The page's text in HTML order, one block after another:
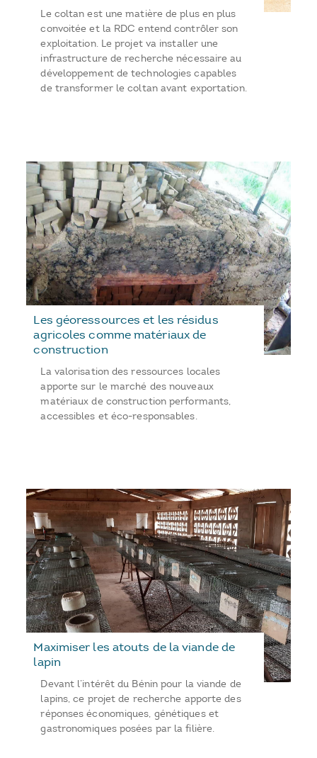
Le coltan est une matière de plus en plus
convoitée et la RDC entend contrôler son
exploitation. Le projet va installer une
infrastructure de recherche nécessaire au
développement de technologies capables
de transformer le coltan avant exportation.
Les géoressources et les résidus
agricoles comme matériaux de
construction
La valorisation des ressources locales
apporte sur le marché des nouveaux
matériaux de construction performants,
accessibles et éco-responsables.
Maximiser les atouts de la viande de
lapin
Devant l’intérêt du Bénin pour la viande de
lapins, ce projet de recherche apporte des
réponses économiques, génétiques et
gastronomiques posées par la filière.